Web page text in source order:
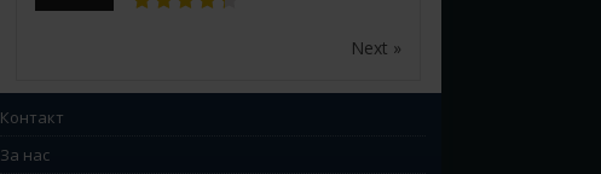
Next »
Контакт
За нас